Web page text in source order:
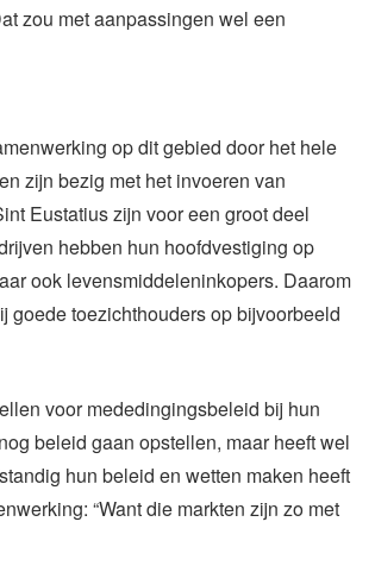
zou met aanpassingen wel een
op dit gebied door het hele
zijn bezig met het invoeren van
Eustatius zijn voor een groot deel
hebben hun hoofdvestiging op
ook levensmiddeleninkopers. Daarom
goede toezichthouders op bijvoorbeeld
voor mededingingsbeleid bij hun
beleid gaan opstellen, maar heeft wel
hun beleid en wetten maken heeft
“Want die markten zijn zo met